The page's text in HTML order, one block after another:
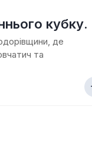
кубку.
де
та